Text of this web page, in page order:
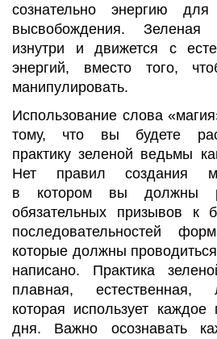
сознательно энергию
высвобождения. Зеленая
изнутри и движется с
энергий, вместо того,
манипулировать.
Использование слова
тому, что вы будете
практику зеленой ведьмы
Нет правил создания
в котором вы должны
обязательных призывов к
последовательностей
которые должны проводиться
написано. Практика
плавная, естественная,
которая использует каждое
дня. Важно осознавать